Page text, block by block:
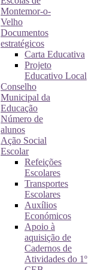
Montemor-o-
Velho
Documentos
estratégicos
Carta Educativa
Projeto
Educativo Local
Conselho
Municipal da
Educação
Número de
alunos
Ação Social
Escolar
Refeições
Escolares
Transportes
Escolares
Auxílios
Económicos
Apoio à
aquisição de
Cadernos de
Atividades do 1º